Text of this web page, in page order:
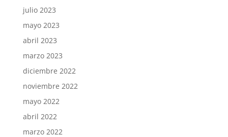
julio 2023
mayo 2023
abril 2023
marzo 2023
diciembre 2022
noviembre 2022
mayo 2022
abril 2022
marzo 2022